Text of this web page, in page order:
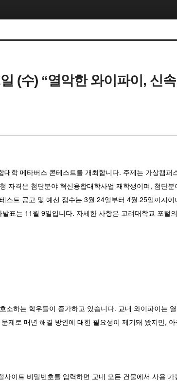
(수) “열악한 와이파이, 신
학 메타버스 콘테스트를 개최합니다. 주제는 가상캠퍼
자격은 첨단분야 혁신융합대학사업 재학생이며, 첨단
스트 공고 및 예선 접수는 3월 24일부터 4월 25일까지
표는 11월 9일입니다. 자세한 사항은 고려대학교 포털
소하는 학우들이 증가하고 있습니다. 교내 와이파이는
제로 매년 해결 방안에 대한 필요성이 제기돼 왔지만,
이트 비밀번호를 입력하면 교내 모든 건물에서 사용 가